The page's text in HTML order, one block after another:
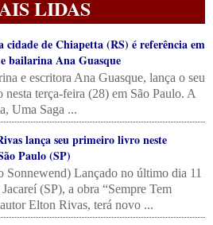
LIDAS
cidade de Chiapetta (RS) é referência em
bailarina Ana Guasque
e escritora Ana Guasque, lança o seu
terça-feira (28) em São Paulo. A
Uma Saga ...
lança seu primeiro livro neste
Paulo (SP)
Sonnewend) Lançado no último dia 11
(SP), a obra “Sempre Tem
Elton Rivas, terá novo ...